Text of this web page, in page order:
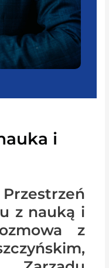
i
z nauką i
z